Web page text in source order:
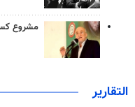
مشروع
التقارير